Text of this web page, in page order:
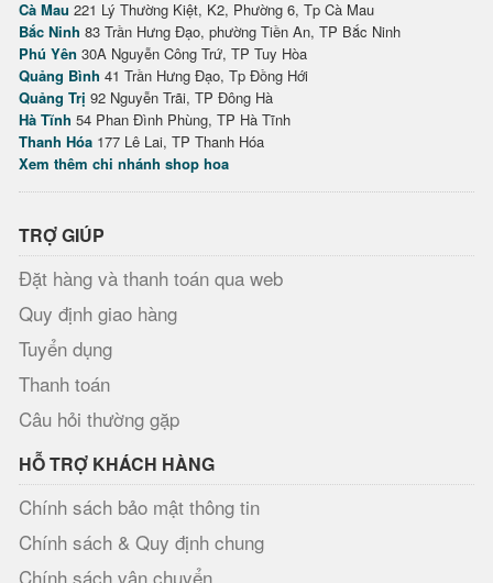
Cà Mau 221 Lý Thường Kiệt, K2, Phường 6, Tp Cà Mau
Bắc Ninh 83 Trần Hưng Đạo, phường Tiền An, TP Bắc Ninh
Phú Yên 30A Nguyễn Công Trứ, TP Tuy Hòa
Quảng Bình 41 Trần Hưng Đạo, Tp Đồng Hới
Quảng Trị 92 Nguyễn Trãi, TP Đông Hà
Hà Tĩnh 54 Phan Đình Phùng, TP Hà Tĩnh
Thanh Hóa 177 Lê Lai, TP Thanh Hóa
Xem thêm chi nhánh shop hoa
TRỢ GIÚP
Đặt hàng và thanh toán qua web
Quy định giao hàng
Tuyển dụng
Thanh toán
Câu hỏi thường gặp
HỖ TRỢ KHÁCH HÀNG
Chính sách bảo mật thông tin
Chính sách & Quy định chung
Chính sách vận chuyển